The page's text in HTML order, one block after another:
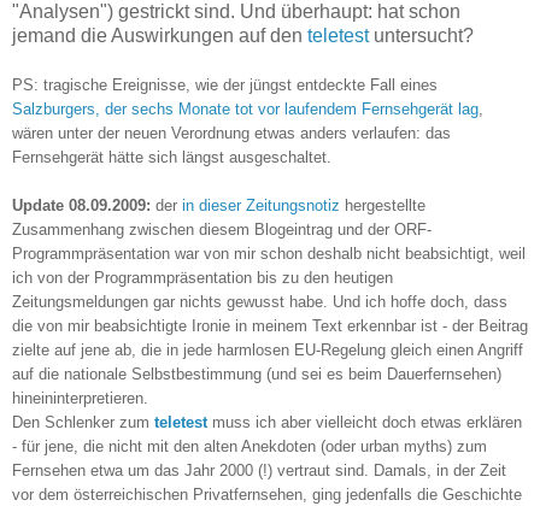
"Analysen") gestrickt sind. Und überhaupt: hat schon
jemand die Auswirkungen auf den teletestuntersucht?
PS: tragische Ereignisse, wie der jüngst entdeckte Fall eines
Salzburgers, der sechs Monate tot vor laufendem Fernsehgerät lag,
wären unter der neuen Verordnung etwas anders verlaufen: das
Fernsehgerät hätte sich längst ausgeschaltet.
Update 08.09.2009: der in dieser Zeitungsnotiz hergestellte
Zusammenhang zwischen diesem Blogeintrag und der ORF-
Programmpräsentation war von mir schon deshalb nicht beabsichtigt, weil
ich von der Programmpräsentation bis zu den heutigen
Zeitungsmeldungen gar nichts gewusst habe. Und ich hoffe doch, dass
die von mir beabsichtigte Ironie in meinem Text erkennbar ist - der Beitrag
zielte auf jene ab, die in jede harmlosen EU-Regelung gleich einen Angriff
auf die nationale Selbstbestimmung (und sei es beim Dauerfernsehen)
hineininterpretieren.
Den Schlenker zum teletestmuss ich aber vielleicht doch etwas erklären
- für jene, die nicht mit den alten Anekdoten (oder urban myths) zum
Fernsehen etwa um das Jahr 2000 (!) vertraut sind. Damals, in der Zeit
vor dem österreichischen Privatfernsehen, ging jedenfalls die Geschichte